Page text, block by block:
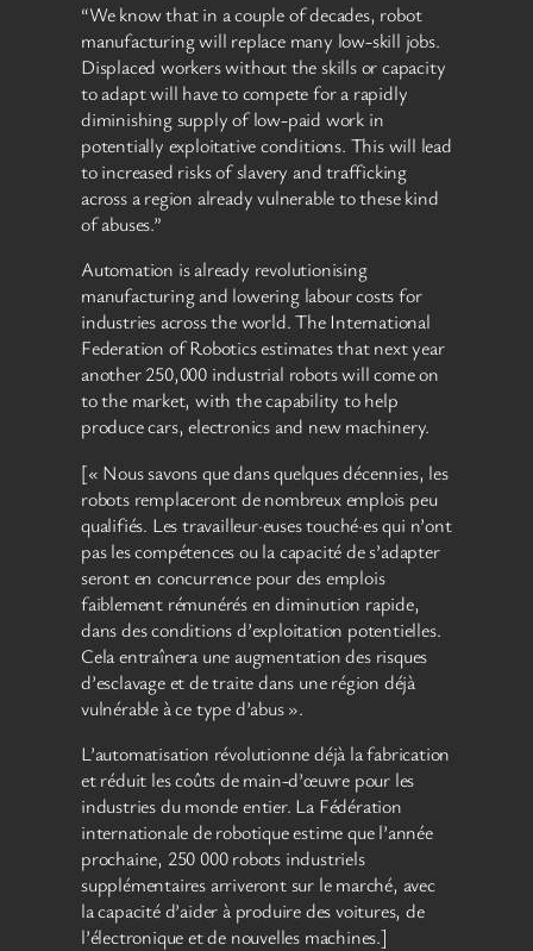
“We know that in a couple of decades, robot
manufacturing will replace many low-skill jobs.
Displaced workers without the skills or capacity
to adapt will have to compete for a rapidly
diminishing supply of low-paid work in
potentially exploitative conditions. This will lead
to increased risks of slavery and trafficking
across a region already vulnerable to these kind
of abuses.”
Automation is already revolutionising
manufacturing and lowering labour costs for
industries across the world. The International
Federation of Robotics estimates that next year
another 250,000 industrial robots will come on
to the market, with the capability to help
produce cars, electronics and new machinery.
[« Nous savons que dans quelques décennies, les
robots remplaceront de nombreux emplois peu
qualifiés. Les travailleur·euses touché·es qui n’ont
pas les compétences ou la capacité de s’adapter
seront en concurrence pour des emplois
faiblement rémunérés en diminution rapide,
dans des conditions d’exploitation potentielles.
Cela entraînera une augmentation des risques
d’esclavage et de traite dans une région déjà
vulnérable à ce type d’abus ».
L’automatisation révolutionne déjà la fabrication
et réduit les coûts de main-d’œuvre pour les
industries du monde entier. La Fédération
internationale de robotique estime que l’année
prochaine, 250 000 robots industriels
supplémentaires arriveront sur le marché, avec
la capacité d’aider à produire des voitures, de
l’électronique et de nouvelles machines.]